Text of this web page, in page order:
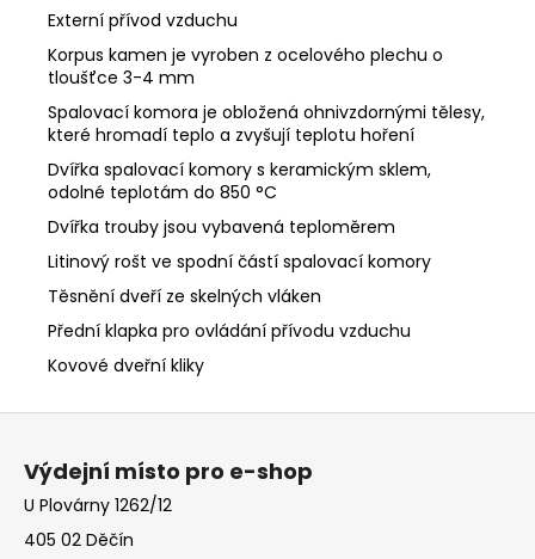
Externí přívod vzduchu
Korpus kamen je vyroben z ocelového plechu o
tloušťce 3-4 mm
Spalovací komora je obložená ohnivzdornými tělesy,
které hromadí teplo a zvyšují teplotu hoření
Dvířka spalovací komory s keramickým sklem,
odolné teplotám do 850 °C
Dvířka trouby jsou vybavená teploměrem
Litinový rošt ve spodní částí spalovací komory
Těsnění dveří ze skelných vláken
Přední klapka pro ovládání přívodu vzduchu
Kovové dveřní kliky
Výdejní místo pro e-shop
U Plovárny 1262/12
405 02 Děčín